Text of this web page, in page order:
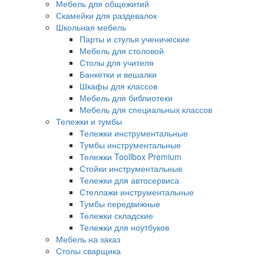
Мебель для общежитий
Скамейки для раздевалок
Школьная мебель
Парты и стулья ученические
Мебель для столовой
Столы для учителя
Банкетки и вешалки
Шкафы для классов
Мебель для библиотеки
Мебель для специальных классов
Тележки и тумбы
Тележки инструментальные
Тумбы инструментальные
Тележки Toollbox Premium
Стойки инструментальные
Тележки для автосервиса
Стеллажи инструментальные
Тумбы передвижные
Тележки складские
Тележки для ноутбуков
Мебель на заказ
Столы сварщика